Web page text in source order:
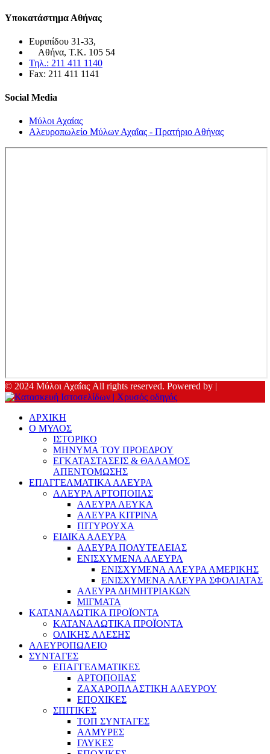
Υποκατάστημα Αθήνας
Ευριπίδου 31-33,
Αθήνα, Τ.Κ. 105 54
Τηλ.: 211 411 1140
Fax: 211 411 1141
Social Media
Μύλοι Αχαίας
Αλευροπωλείο Μύλων Αχαΐας - Πρατήριο Αθήνας
© 2024 Μύλοι Αχαΐας All rights reserved. Powered by |
ΑΡΧΙΚΗ
Ο ΜΥΛΟΣ
ΙΣΤΟΡΙΚΟ
ΜΗΝΥΜΑ ΤΟΥ ΠΡΟΕΔΡΟΥ
ΕΓΚΑΤΑΣΤΑΣΕΙΣ & ΘΑΛΑΜΟΣ
ΑΠΕΝΤΟΜΩΣΗΣ
ΕΠΑΓΓΕΛΜΑΤΙΚΑ ΑΛΕΥΡΑ
ΑΛΕΥΡΑ ΑΡΤΟΠΟΙΙΑΣ
ΑΛΕΥΡΑ ΛΕΥΚΑ
ΑΛΕΥΡΑ ΚΙΤΡΙΝΑ
ΠΙΤΥΡΟΥΧΑ
ΕΙΔΙΚΑ ΑΛΕΥΡΑ
ΑΛΕΥΡΑ ΠΟΛΥΤΕΛΕΙΑΣ
ΕΝΙΣΧΥΜΕΝΑ ΑΛΕΥΡΑ
ΕΝΙΣΧΥΜΕΝΑ ΑΛΕΥΡΑ ΑΜΕΡΙΚΗΣ
ΕΝΙΣΧΥΜΕΝΑ ΑΛΕΥΡΑ ΣΦΟΛΙΑΤΑΣ
ΑΛΕΥΡΑ ΔΗΜΗΤΡΙΑΚΩΝ
ΜΙΓΜΑΤΑ
ΚΑΤΑΝΑΛΩΤΙΚΑ ΠΡΟΪΟΝΤΑ
ΚΑΤΑΝΑΛΩΤΙΚΑ ΠΡΟΪΟΝΤΑ
ΟΛΙΚΗΣ ΑΛΕΣΗΣ
ΑΛΕΥΡΟΠΩΛΕΙΟ
ΣΥΝΤΑΓΕΣ
ΕΠΑΓΓΕΛΜΑΤΙΚΕΣ
ΑΡΤΟΠΟΙΙΑΣ
ΖΑΧΑΡΟΠΛΑΣΤΙΚΗ ΑΛΕΥΡΟΥ
ΕΠΟΧΙΚΕΣ
ΣΠΙΤΙΚΕΣ
ΤΟΠ ΣΥΝΤΑΓΕΣ
ΑΛΜΥΡΕΣ
ΓΛΥΚΕΣ